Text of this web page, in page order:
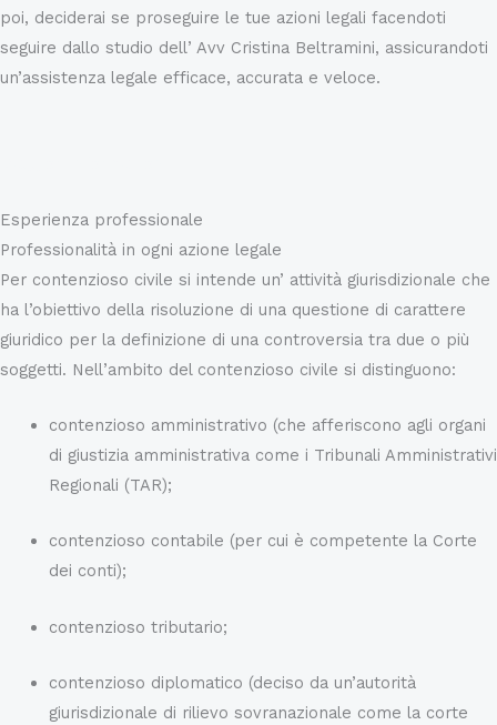
poi, deciderai se proseguire le tue azioni legali facendoti
seguire dallo studio dell’ Avv Cristina Beltramini, assicurandoti
un’assistenza legale efficace, accurata e veloce.
Esperienza professionale
Professionalità in ogni azione legale
Per contenzioso civile si intende un’ attività giurisdizionale che
ha l’obiettivo della risoluzione di una questione di carattere
giuridico per la definizione di una controversia tra due o più
soggetti. Nell’ambito del contenzioso civile si distinguono:
contenzioso amministrativo (che afferiscono agli organi
di giustizia amministrativa come i Tribunali Amministrativi
Regionali (TAR);
contenzioso contabile (per cui è competente la Corte
dei conti);
contenzioso tributario;
contenzioso diplomatico (deciso da un’autorità
giurisdizionale di rilievo sovranazionale come la corte